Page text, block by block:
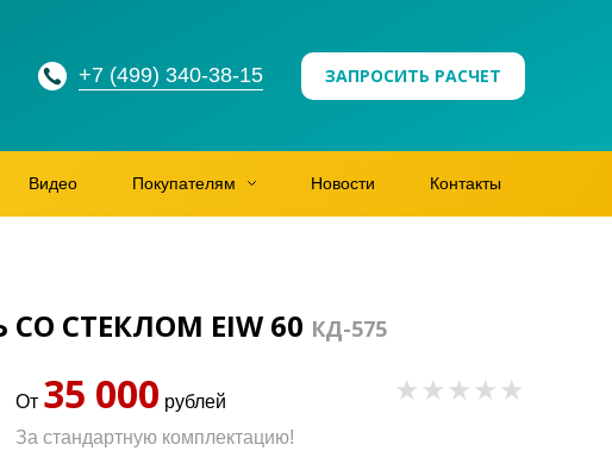
+7 (499) 340-38-15 ЗАПРОСИТЬ РАСЧЕТ
Видео Покупателям Новости Контакты
СТЕКЛОМ EIW 60 КД-575
От 35 000 рублей
За стандартную комплектацию!